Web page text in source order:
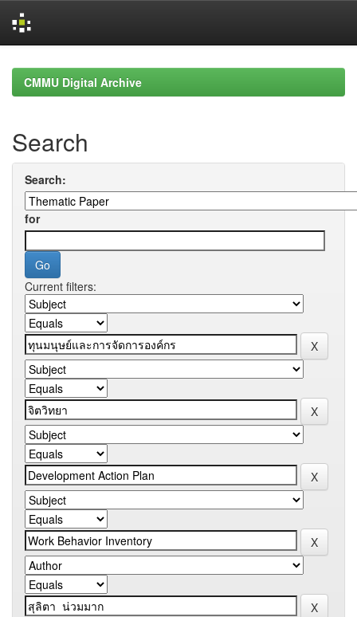
navigationCMMU Digital Archive
Search
Search:
for
Current filters: